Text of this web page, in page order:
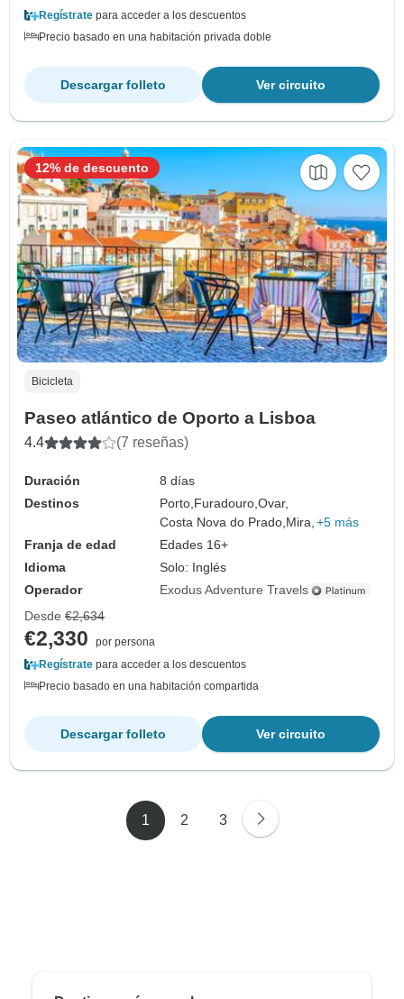
Regístrate para acceder a los descuentos
Precio basado en una habitación privada doble
Ver circuito
Descargar folleto
Bicicleta
Paseo atlántico de Oporto a Lisboa
4.4 (7 reseñas)
Duración
8 días
Destinos
Porto,Furadouro,Ovar,
Costa Nova do Prado,Mira, +5 más
Franja de edad
Edades 16+
Idioma
Solo: Inglés
Operador
Exodus Adventure Travels
12% de descuento
Desde €2,634
€2,330
por persona
Regístrate para acceder a los descuentos
Precio basado en una habitación compartida
Ver circuito
Descargar folleto
1 2 3